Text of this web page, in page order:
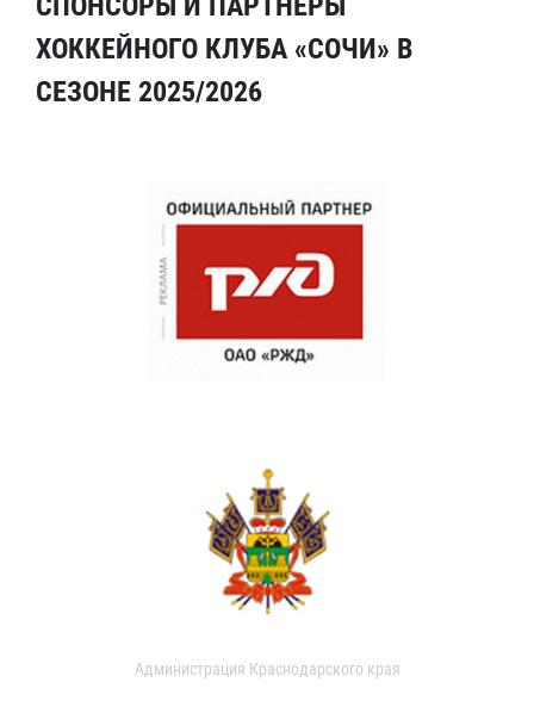
ХОККЕЙНОГО КЛУБА «СОЧИ» В
СЕЗОНЕ 2025/2026
Администрация Краснодарского края